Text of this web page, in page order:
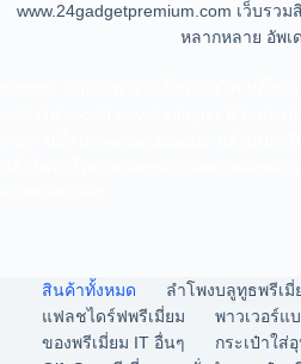
www.24gadgetpremium.com เว็บร
หลากหลาย อัพเ
สินค้าทั้งหมด
ลำโพงบลูทูธพรีเมี่
แฟลชไดร์ฟพรีเมี่ยม
พาวเวอร์แ
ของพรีเมี่ยม IT อื่นๆ
กระเป๋าใส่